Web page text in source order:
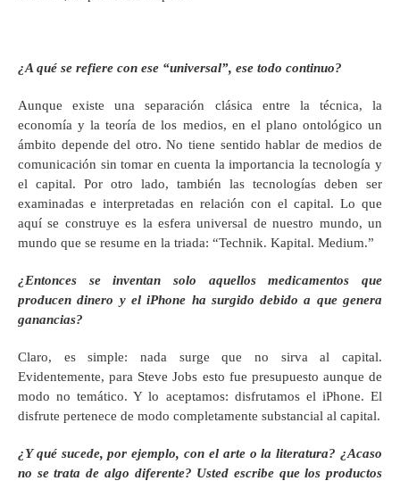
¿A qué se refiere con ese “universal”, ese todo continuo?
Aunque existe una separación clásica entre la técnica, la
economía y la teoría de los medios, en el plano ontológico un
ámbito depende del otro. No tiene sentido hablar de medios de
comunicación sin tomar en cuenta la importancia la tecnología y
el capital. Por otro lado, también las tecnologías deben ser
examinadas e interpretadas en relación con el capital. Lo que
aquí se construye es la esfera universal de nuestro mundo, un
mundo que se resume en la triada: “Technik. Kapital. Medium.”
¿Entonces se inventan solo aquellos medicamentos que
producen dinero y el iPhone ha surgido debido a que genera
ganancias?
Claro, es simple: nada surge que no sirva al capital.
Evidentemente, para Steve Jobs esto fue presupuesto aunque de
modo no temático. Y lo aceptamos: disfrutamos el iPhone. El
disfrute pertenece de modo completamente substancial al capital.
¿Y qué sucede, por ejemplo, con el arte o la literatura? ¿Acaso
no se trata de algo diferente? Usted escribe que los productos